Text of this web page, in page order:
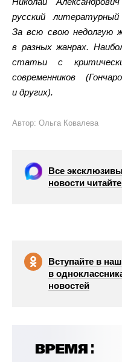
русский
За всю свою недолгую
в разных жанрах.
статьи с
современников
и других).
Автор: Ольга Ковалева
Все
новости
Вступайте в
в
новостей